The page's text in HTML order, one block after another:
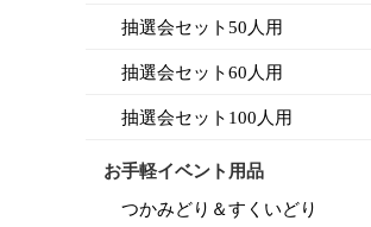
抽選会セット50人用
抽選会セット60人用
抽選会セット100人用
お手軽イベント用品
つかみどり＆すくいどり